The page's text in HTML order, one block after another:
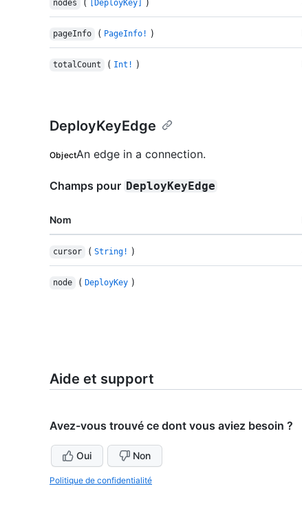
nodes [DeployKey]
pageInfo ( PageInfo! )
totalCount ( Int! )
DeployKeyEdge
ObjectAn edge in a connection.
Champs pour DeployKeyEdge
Nom
cursor ( String! )
node ( DeployKey )
Aide et support
Avez-vous trouvé ce dont vous aviez besoin ?
Oui Non
Politique de confidentialité